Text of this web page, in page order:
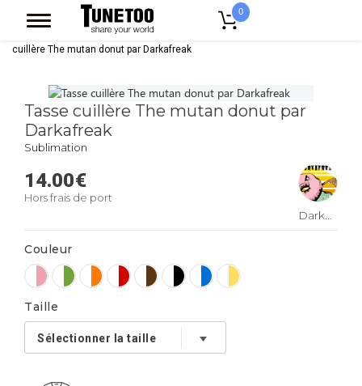
0
Accessoires Casquettes
cuillère The mutan donut par Darkafreak
Tasse cuillère The mutan donut par
Darkafreak
Sublimation
14.00€
Hors frais de port
Darkafreak
Couleur
Taille